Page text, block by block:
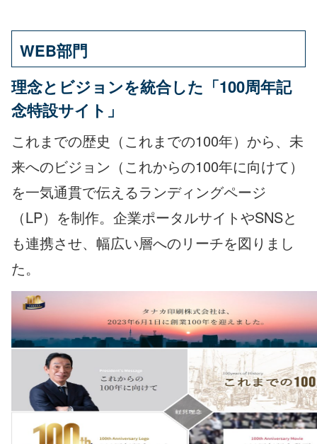
WEB部門
理念とビジョンを統合した「100周年記
念特設サイト」
これまでの歴史（これまでの100年）から、未
来へのビジョン（これからの100年に向けて）
を一気通貫で伝えるランディングページ
（LP）を制作。企業ポータルサイトやSNSと
も連携させ、幅広い層へのリーチを図りまし
た。